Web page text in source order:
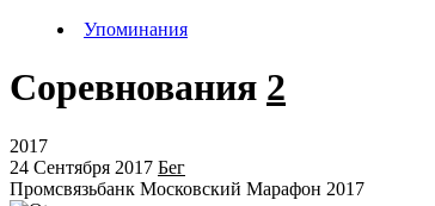
Упоминания
Соревнования 2
2017
24 Сентября 2017 Бег
Промсвязьбанк Московский Марафон 2017